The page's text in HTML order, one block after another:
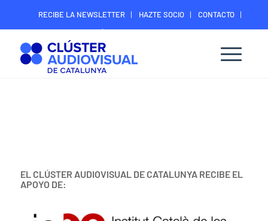
RECIBE LA NEWSLETTER HAZTE SOCIO
CONTACTO
ÁREA DIGITAL SOCIOS
EL CLÚSTER AUDIOVISUAL DE CATALUNYA RECIBE EL
APOYO DE: